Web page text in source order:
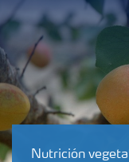
Nutrición